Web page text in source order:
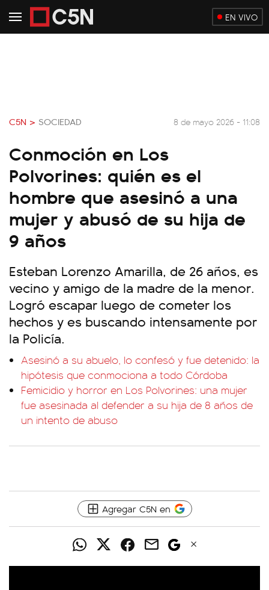
EN VIVO
C5N > SOCIEDAD 8 de mayo 2026 - 11:08
Conmoción en Los
Polvorines: quién es el
hombre que asesinó a una
mujer y abusó de su hija de
9 años
Esteban Lorenzo Amarilla, de 26 años, es
vecino y amigo de la madre de la menor.
Logró escapar luego de cometer los
hechos y es buscando intensamente por
la Policía.
Asesinó a su abuelo, lo confesó y fue detenido: la
hipótesis que conmociona a todo Córdoba
Femicidio y horror en Los Polvorines: una mujer
fue asesinada al defender a su hija de 8 años de
un intento de abuso
Agregar C5N en